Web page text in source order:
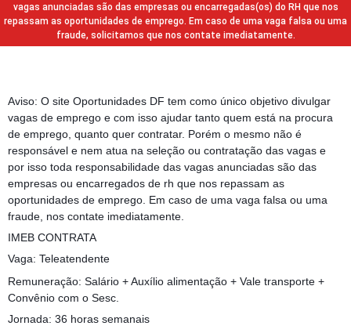
vagas anunciadas são das empresas ou encarregadas(os) do RH que nos
repassam as oportunidades de emprego. Em caso de uma vaga falsa ou uma
fraude, solicitamos que nos contate imediatamente.
Aviso: O site Oportunidades DF tem como único objetivo divulgar
vagas de emprego e com isso ajudar tanto quem está na procura
de emprego, quanto quer contratar. Porém o mesmo não é
responsável e nem atua na seleção ou contratação das vagas e
por isso toda responsabilidade das vagas anunciadas são das
empresas ou encarregados de rh que nos repassam as
oportunidades de emprego. Em caso de uma vaga falsa ou uma
fraude, nos contate imediatamente.
IMEB CONTRATA
Vaga: Teleatendente
Remuneração: Salário + Auxílio alimentação + Vale transporte +
Convênio com o Sesc.
Jornada: 36 horas semanais